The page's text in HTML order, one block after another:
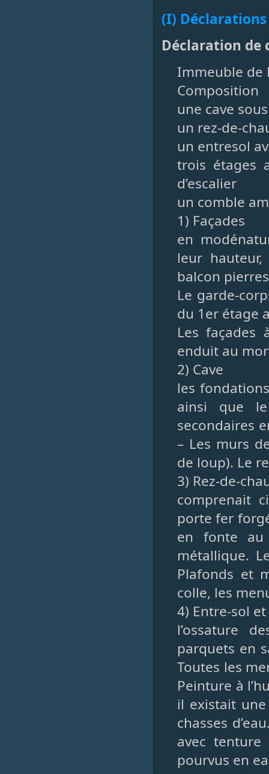
(I)
Déclaration
Immeuble de
Composition
une cave
un rez-de-
un entresol
trois étages
d’escalier
un comble
1) Façades
en
leur hauteur,
balcon
Le garde-
du 1er étage
Les façades
enduit au
2) Cave
les
ainsi que
secondaires
– Les murs
de loup). Le
3) Rez-de-
comprenait
porte fer
en fonte au
métallique.
Plafonds et
colle, les
4) Entre-sol
l’ossature
parquets en
Toutes les
Peinture à
il existait
chasses
avec
pourvus en